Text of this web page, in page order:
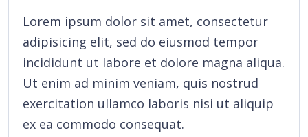
Lorem ipsum dolor sit amet, consectetur
adipisicing elit, sed do eiusmod tempor
incididunt ut labore et dolore magna aliqua.
Ut enim ad minim veniam, quis nostrud
exercitation ullamco laboris nisi ut aliquip
ex ea commodo consequat.